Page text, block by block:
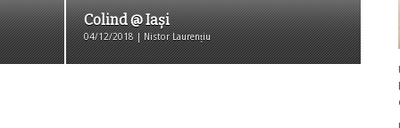
Colind @ Iași
04/12/2018 | Nistor Laurențiu